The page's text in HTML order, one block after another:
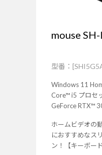
mouse
Windows 11 Home 64
Core™ i5 プロセッサ
GeForce RTX™ 3050/ 8GB
2.4Gbps )対応
拠 ＋ Bluetooth 5内蔵/ 3年間
修理保証・24時
ホームビデオの
におすすめなス
ン！【キーボー